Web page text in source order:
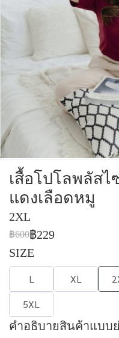
เสื้อโปโลพลัสไ
แดงเลือดหมู
2XL
฿600฿229
SIZE
L XL
5XL
คำอธิบายสินค้าแบบ